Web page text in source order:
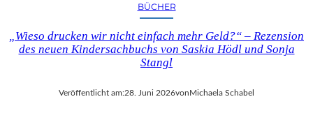
BÜCHER
„Wieso drucken wir nicht einfach mehr Geld?“ – Rezension
des neuen Kindersachbuchs von Saskia Hödl und Sonja
Stangl
Veröffentlicht am:28. Juni 2026vonMichaela Schabel